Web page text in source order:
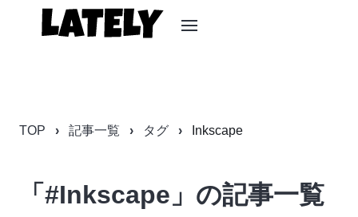
TOP 記事一覧 タグ Inkscape
「#Inkscape」の記事一覧